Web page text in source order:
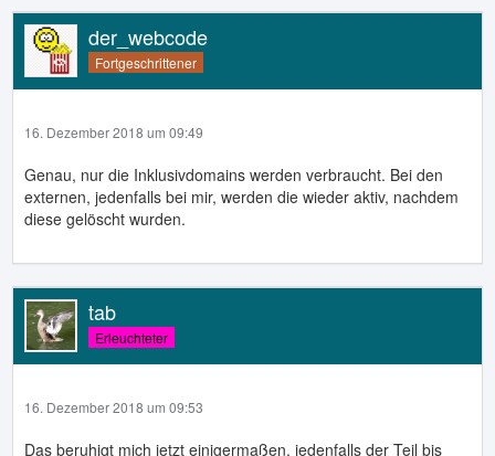
der_webcode
Fortgeschrittener
16. Dezember 2018 um 09:49
Genau, nur die Inklusivdomains werden verbraucht. Bei den
externen, jedenfalls bei mir, werden die wieder aktiv, nachdem
diese gelöscht wurden.
tab
Erleuchteter
16. Dezember 2018 um 09:53
Das beruhigt mich jetzt einigermaßen, jedenfalls der Teil bis